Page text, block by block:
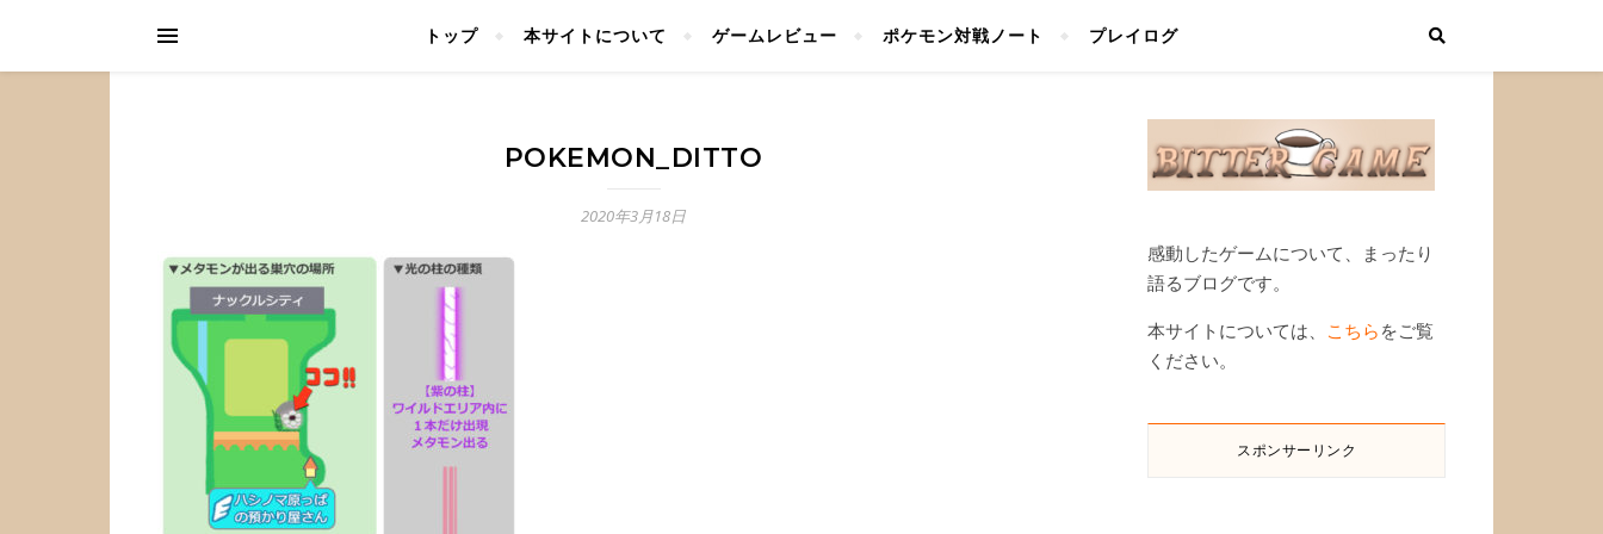
トップ 本サイトについて ゲームレビュー ポケモン対戦ノート プレイログ
POKEMON_DITTO
2020年3月18日
感動したゲームについて、まったり
語るブログです。
本サイトについては、 こちら をご覧
ください。
スポンサーリンク